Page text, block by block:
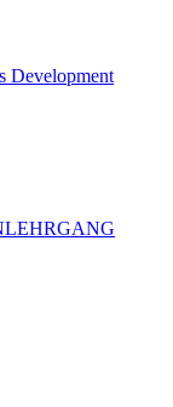
Development